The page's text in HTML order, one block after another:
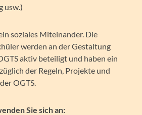
usw.)
soziales Miteinander. Die
werden an der Gestaltung
aktiv beteiligt und haben ein
der Regeln, Projekte und
OGTS.
Sie sich an: